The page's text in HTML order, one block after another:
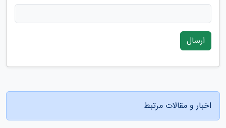
ارسال
اخبار و مقالات مرتبط